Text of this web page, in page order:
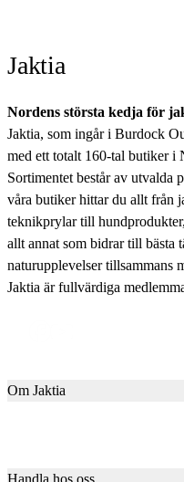
Jaktia
Nordens största kedja för
Jaktia, som ingår i Burdock
med ett totalt 160-tal butiker i
Sortimentet består av utvalda
våra butiker hittar du allt från
teknikprylar till
allt annat som bidrar till bästa
naturupplevelser tillsammans
Jaktia är fullvärdiga
Om Jaktia
Karriär